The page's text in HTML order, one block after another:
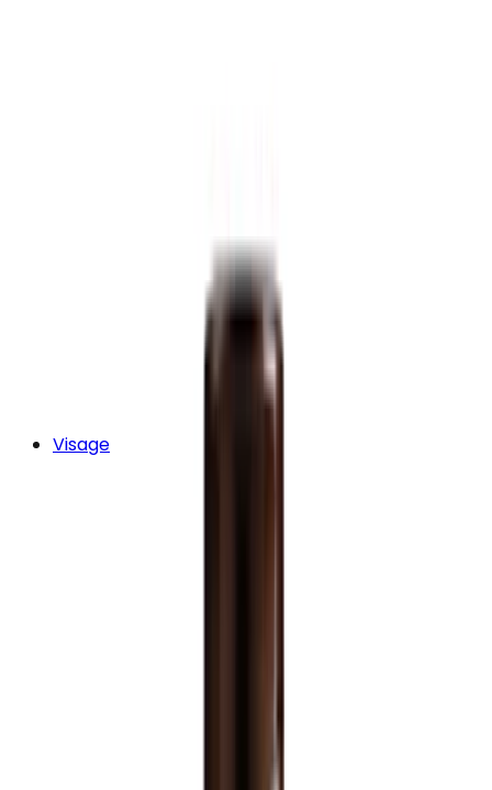
Visage